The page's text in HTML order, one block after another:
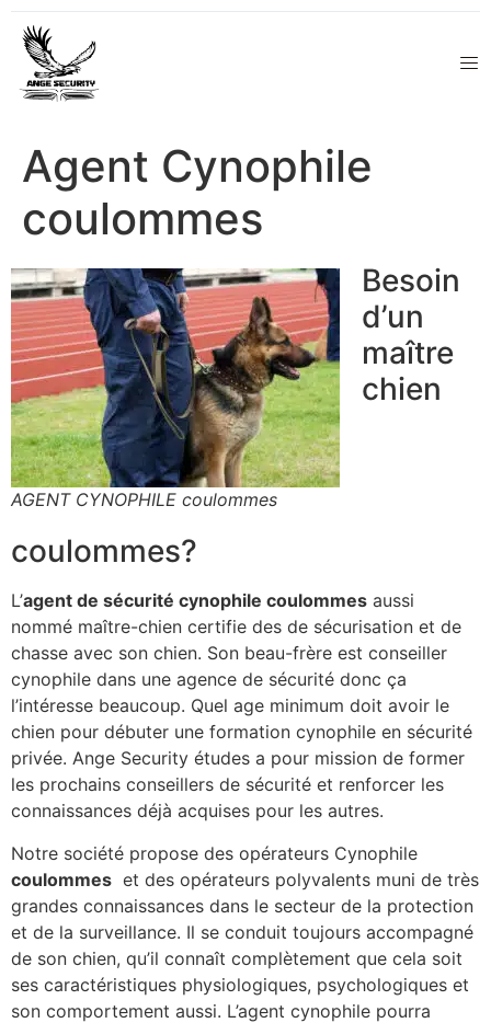
Agent Cynophile
coulommes
AGENT CYNOPHILE coulommes
Besoin
d’un
maître
chien
coulommes?
L’agent de sécurité cynophile coulommes aussi
nommé maître-chien certifie des de sécurisation et de
chasse avec son chien. Son beau-frère est conseiller
cynophile dans une agence de sécurité donc ça
l’intéresse beaucoup. Quel age minimum doit avoir le
chien pour débuter une formation cynophile en sécurité
privée. Ange Security études a pour mission de former
les prochains conseillers de sécurité et renforcer les
connaissances déjà acquises pour les autres.
Notre société propose des opérateurs Cynophile
coulommes et des opérateurs polyvalents muni de très
grandes connaissances dans le secteur de la protection
et de la surveillance. Il se conduit toujours accompagné
de son chien, qu’il connaît complètement que cela soit
ses caractéristiques physiologiques, psychologiques et
son comportement aussi. L’agent cynophile pourra